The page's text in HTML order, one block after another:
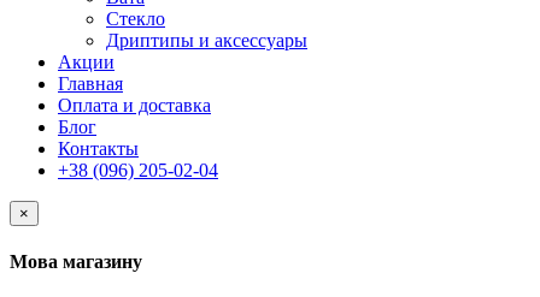
Стекло
Дриптипы и аксессуары
Акции
Главная
Оплата и доставка
Блог
Контакты
+38 (096) 205-02-04
×
Мова магазину